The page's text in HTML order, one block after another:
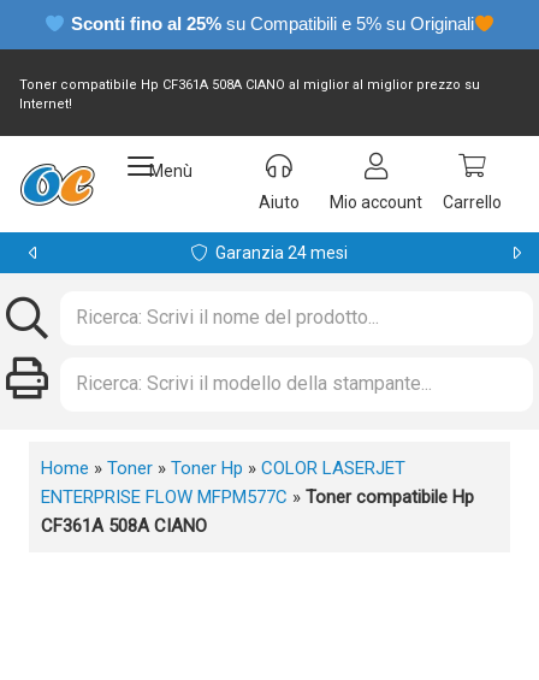
Sconti fino al 25% su Compatibili e 5% su Originali
Toner compatibile Hp CF361A 508A CIANO al miglior al miglior prezzo su
Internet!
Menù
Aiuto
Mio account Carrello
Garanzia 24 mesi
Home » Toner » Toner Hp » COLOR LASERJET
ENTERPRISE FLOW MFPM577C » Toner compatibile Hp
CF361A 508A CIANO